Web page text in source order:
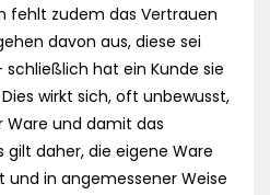
fehlt zudem das Vertrauen
davon aus, diese sei
hat ein Kunde sie
wirkt sich, oft unbewusst,
Ware und damit das
gilt daher, die eigene Ware
in angemessener Weise